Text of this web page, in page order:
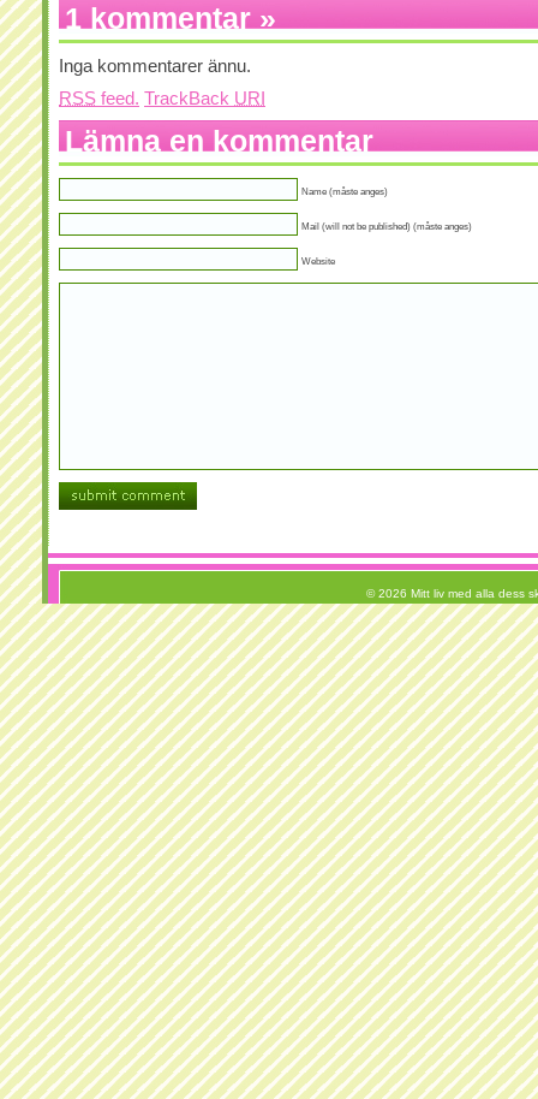
1 kommentar »
Inga kommentarer ännu.
RSS feed. TrackBack URI
Lämna en kommentar
Name (måste anges)
Mail (will not be published) (måste anges)
Website
© 2026 Mitt liv med alla dess